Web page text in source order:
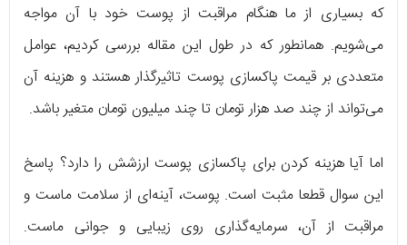
که بسیاری از ما هنگام مراقبت از پوست خود با آن مواجه
می‌شویم. همانطور که در طول این مقاله بررسی کردیم، عوامل
متعددی بر قیمت پاکسازی پوست تاثیرگذار هستند و هزینه آن
می‌تواند از چند صد هزار تومان تا چند میلیون تومان متغیر باشد.
اما آیا هزینه کردن برای پاکسازی پوست ارزشش را دارد؟ پاسخ
این سوال قطعا مثبت است. پوست، آینه‌ای از سلامت ماست و
مراقبت از آن، سرمایه‌گذاری روی زیبایی و جوانی ماست.